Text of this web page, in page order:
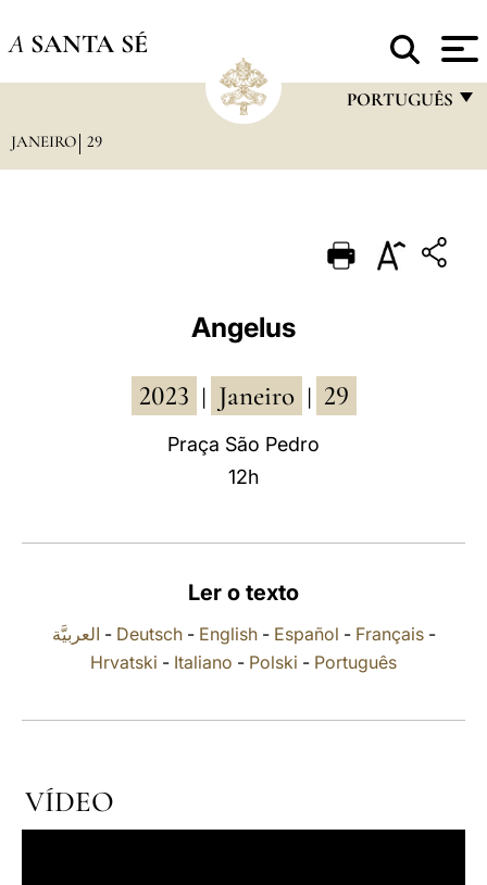
A SANTA SÉ
PORTUGUÊS
PORTUGUÊS
POLSKI
JANEIRO 29
Angelus
2023 Janeiro 29
Praça São Pedro
12h
Ler o texto
العربيَّة - Deutsch- English- Español - Français-
Hrvatski - Italiano - Polski - Português
VÍDEO